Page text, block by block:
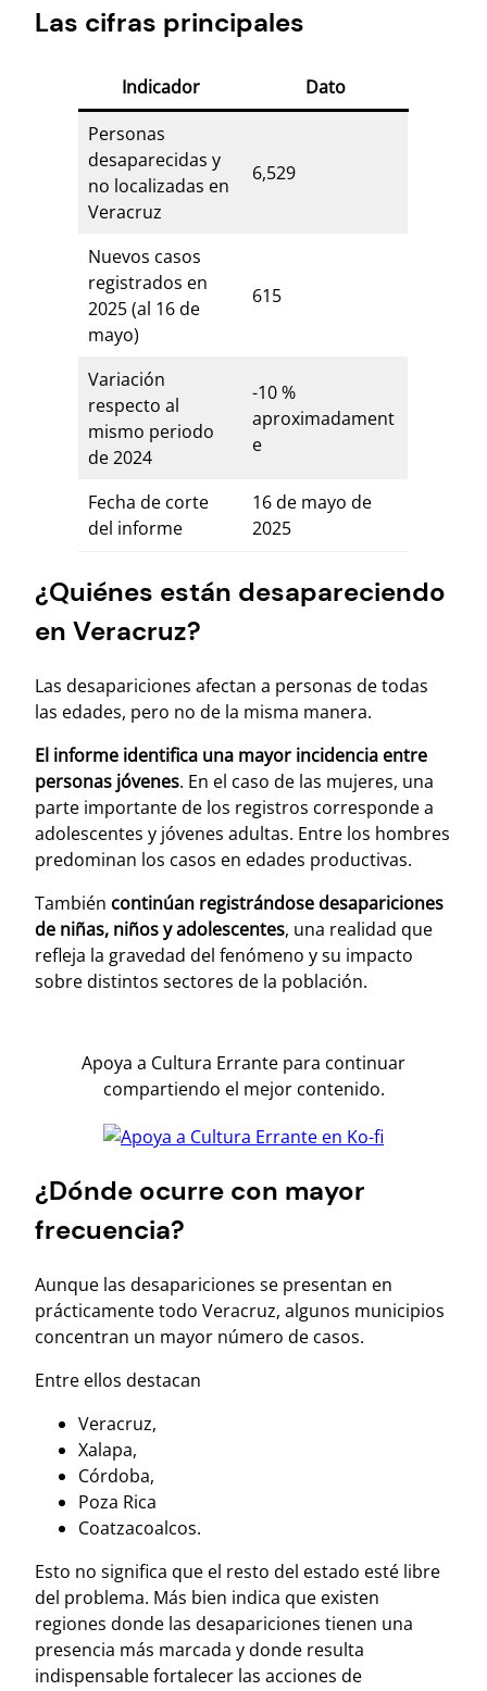
Las cifras principales
Indicador
Dato
Personas
desaparecidas y
no localizadas en
Veracruz
6,529
Nuevos casos
registrados en
2025 (al 16 de
mayo)
615
Variación
respecto al
mismo periodo
de 2024
-10 %
aproximadament
e
Fecha de corte
del informe
16 de mayo de
2025
¿Quiénes están desapareciendo
en Veracruz?
Las desapariciones afectan a personas de todas
las edades, pero no de la misma manera.
El informe identifica una mayor incidencia entre
personas jóvenes. En el caso de las mujeres, una
parte importante de los registros corresponde a
adolescentes y jóvenes adultas. Entre los hombres
predominan los casos en edades productivas.
También continúan registrándose desapariciones
de niñas, niños y adolescentes, una realidad que
refleja la gravedad del fenómeno y su impacto
sobre distintos sectores de la población.
Apoya a Cultura Errante para continuar
compartiendo el mejor contenido.
¿Dónde ocurre con mayor
frecuencia?
Aunque las desapariciones se presentan en
prácticamente todo Veracruz, algunos municipios
concentran un mayor número de casos.
Entre ellos destacan
Veracruz,
Xalapa,
Córdoba,
Poza Rica
Coatzacoalcos.
Esto no significa que el resto del estado esté libre
del problema. Más bien indica que existen
regiones donde las desapariciones tienen una
presencia más marcada y donde resulta
indispensable fortalecer las acciones de